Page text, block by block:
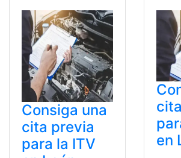
Consiga una
cita previa
para la ITV
en